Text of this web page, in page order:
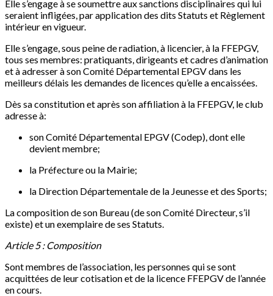
Elle s’engage à se soumettre aux sanctions disciplinaires qui lui
seraient infligées, par application des dits Statuts et Règlement
intérieur en vigueur.
Elle s’engage, sous peine de radiation, à licencier, à la FFEPGV,
tous ses membres: pratiquants, dirigeants et cadres d’animation
et à adresser à son Comité Départemental EPGV dans les
meilleurs délais les demandes de licences qu’elle a encaissées.
Dès sa constitution et après son affiliation à la FFEPGV, le club
adresse à:
son Comité Départemental EPGV (Codep), dont elle
devient membre;
la Préfecture ou la Mairie;
la Direction Départementale de la Jeunesse et des Sports;
La composition de son Bureau (de son Comité Directeur, s’il
existe) et un exemplaire de ses Statuts.
Article 5 : Composition
Sont membres de l’association, les personnes qui se sont
acquittées de leur cotisation et de la licence FFEPGV de l’année
en cours.